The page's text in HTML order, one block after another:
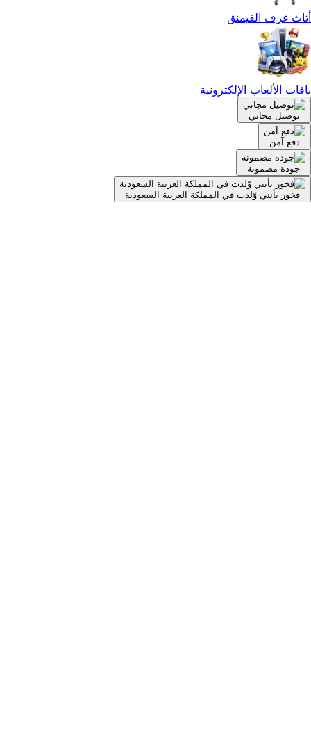
أثاث غرف القيمنق
باقات الألعاب الإلكترونية
توصيل مجاني
دفع آمن
جودة مضمونة
فخور بأنني وّلدت في المملكة العربية السعودية